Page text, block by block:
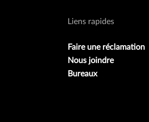
Liens rapides
Faire une réclamation
Nous joindre
Bureaux